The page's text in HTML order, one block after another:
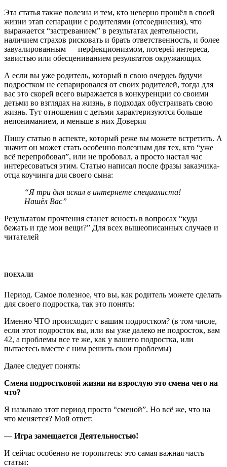
Эта статья также полезна и тем, кто неверно прошёл в своей
жизни этап сепарации с родителями (отсоединения), что
выражается “застреванием” в результатах деятельности,
наличием страхов рисковать и брать ответственность, и более
завуалированным — перфекционизмом, потерей интереса,
завистью или обесцениванием результатов окружающих
А если вы уже родитель, который в свою очердеь будучи
подростком не сепарировался от своих родителей, тогда для
вас это скорей всего выражается в конкуренции со своими
детьми во взглядах на жизнь, в подходах обустраивать свою
жизнь. Тут отношения с детьми характеризуются больше
непониманием, и меньше в них Доверия
Пишу статью в аспекте, который реже вы можете встретить. А
значит он может стать особенно полезным для тех, кто “уже
всё перепробовал”, или не пробовал, а просто настал час
интересоваться этим. Статью написал после фразы заказчика-
отца коучинга для своего сына:
“Я три дня искал в интернете специалиста!
Нашёл Вас”
Результатом прочтения станет ясность в вопросах “куда
бежать и где мои вещи?” Для всех вышеописанных случаев и
читателей
ПОЕХАЛИ
Период. Самое полезное, что вы, как родитель можете сделать
для своего подростка, так это понять:
Именно ЧТО происходит с вашим подростком? (в том числе,
если этот подросток вы, или вы уже далеко не подросток, вам
42, а проблемы все те же, как у вашего подростка, или
пытаетесь вместе с ним решить свои проблемы)
Далее следует понять:
Смена подростковой жизни на взрослую это смена чего на
что?
Я называю этот период просто “сменой”. Но всё же, что на
что меняется? Мой ответ:
— Игра замещается Деятельностью!
И сейчас особенно не торопитесь: это самая важная часть
статьи: